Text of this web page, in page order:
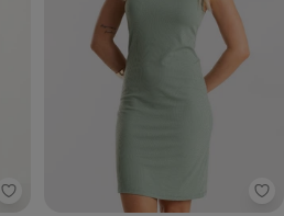
Quintess - Vestido com